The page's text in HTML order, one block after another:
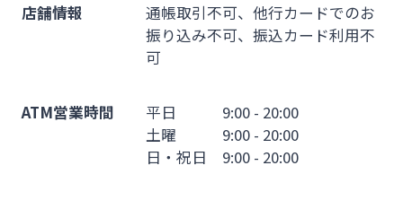
宮崎銀行について
店舗情報
通帳取引不可、他行カードでのお
振り込み不可、振込カード利用不
可
ATM営業時間
平日 9:00 - 20:00
土曜 9:00 - 20:00
日・祝日 9:00 - 20:00